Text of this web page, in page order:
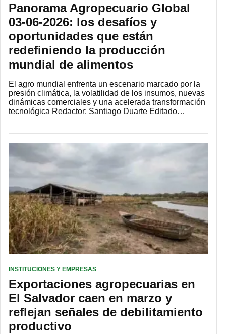
Panorama Agropecuario Global
03-06-2026: los desafíos y
oportunidades que están
redefiniendo la producción
mundial de alimentos
El agro mundial enfrenta un escenario marcado por la
presión climática, la volatilidad de los insumos, nuevas
dinámicas comerciales y una acelerada transformación
tecnológica Redactor: Santiago Duarte Editado…
INSTITUCIONES Y EMPRESAS
Exportaciones agropecuarias en
El Salvador caen en marzo y
reflejan señales de debilitamiento
productivo